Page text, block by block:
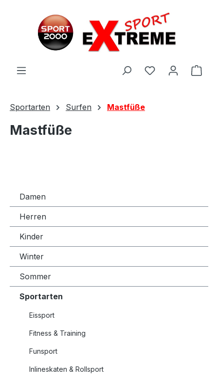
Sportarten Surfen Mastfüße
Mastfüße
Damen
Herren
Kinder
Winter
Sommer
Sportarten
Eissport
Fitness & Training
Funsport
Inlineskaten & Rollsport